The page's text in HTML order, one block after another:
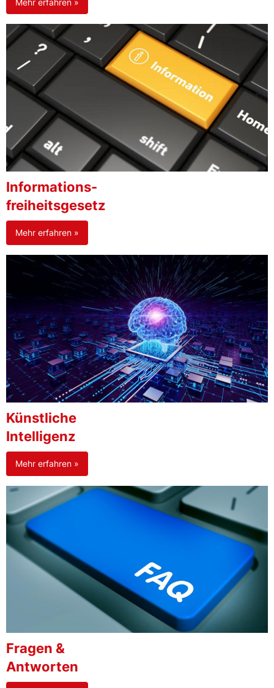
Informations-
freiheitsgesetz
Mehr erfahren »
Künstliche
Intelligenz
Mehr erfahren »
Fragen &
Antworten